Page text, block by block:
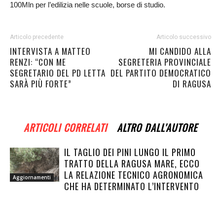
100Mln per l’edilizia nelle scuole, borse di studio.
Articolo precedente
INTERVISTA A MATTEO
RENZI: “CON ME
SEGRETARIO DEL PD LETTA
SARÀ PIÙ FORTE”
Articolo successivo
MI CANDIDO ALLA
SEGRETERIA PROVINCIALE
DEL PARTITO DEMOCRATICO
DI RAGUSA
ARTICOLI CORRELATI ALTRO DALL'AUTORE
Aggiornamenti
IL TAGLIO DEI PINI LUNGO IL PRIMO
TRATTO DELLA RAGUSA MARE, ECCO
LA RELAZIONE TECNICO AGRONOMICA
CHE HA DETERMINATO L’INTERVENTO